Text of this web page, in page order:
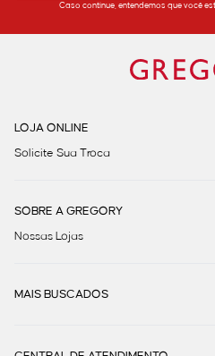
Caso continue, entendemos que você
LOJA ONLINE
Solicite Sua Troca
SOBRE A GREGORY
Nossas Lojas
MAIS BUSCADOS